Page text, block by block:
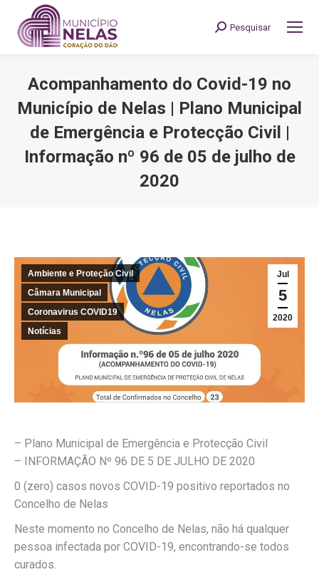
Search:
Pesquisar
Acompanhamento do Covid-19 no
Município de Nelas | Plano Municipal
de Emergência e Protecção Civil |
Informação nº 96 de 05 de julho de
2020
Jul
5
2020
Ambiente e Proteção Civil
Câmara Municipal
Coronavirus COVID19
Notícias
– Plano Municipal de Emergência e Protecção Civil
– INFORMAÇÃO Nº 96 DE 5 DE JULHO DE 2020
0 (zero) casos novos COVID-19 positivo reportados no
Concelho de Nelas
Neste momento no Concelho de Nelas, não há qualquer
pessoa infectada por COVID-19, encontrando-se todos
curados.